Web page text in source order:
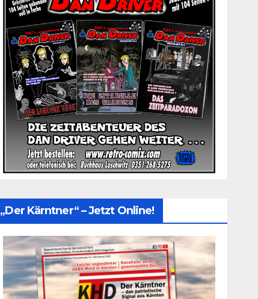
„Der Kärntner“ – Jetzt Online!